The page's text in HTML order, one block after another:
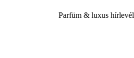
Parfüm & luxus hírlevél